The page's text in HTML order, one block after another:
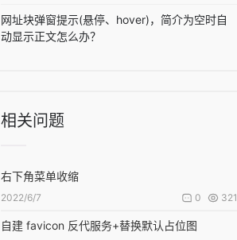
网址块弹窗提示(悬停、hover)，简介为空时自
动显示正文怎么办？
相关问题
右下角菜单收缩
2022/6/7 0 321
自建 favicon 反代服务+替换默认占位图